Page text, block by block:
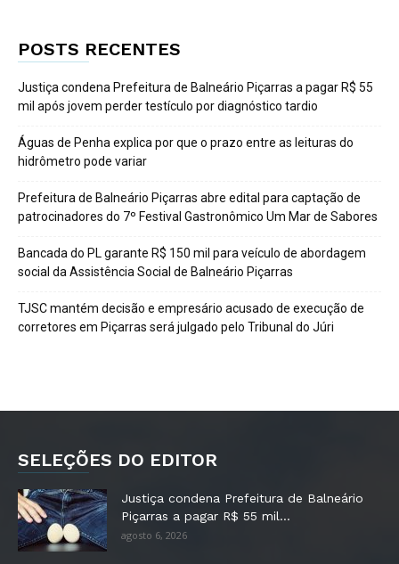
POSTS RECENTES
Justiça condena Prefeitura de Balneário Piçarras a pagar R$ 55
mil após jovem perder testículo por diagnóstico tardio
Águas de Penha explica por que o prazo entre as leituras do
hidrômetro pode variar
Prefeitura de Balneário Piçarras abre edital para captação de
patrocinadores do 7º Festival Gastronômico Um Mar de Sabores
Bancada do PL garante R$ 150 mil para veículo de abordagem
social da Assistência Social de Balneário Piçarras
TJSC mantém decisão e empresário acusado de execução de
corretores em Piçarras será julgado pelo Tribunal do Júri
SELEÇÕES DO EDITOR
Justiça condena Prefeitura de Balneário
Piçarras a pagar R$ 55 mil...
agosto 6, 2026